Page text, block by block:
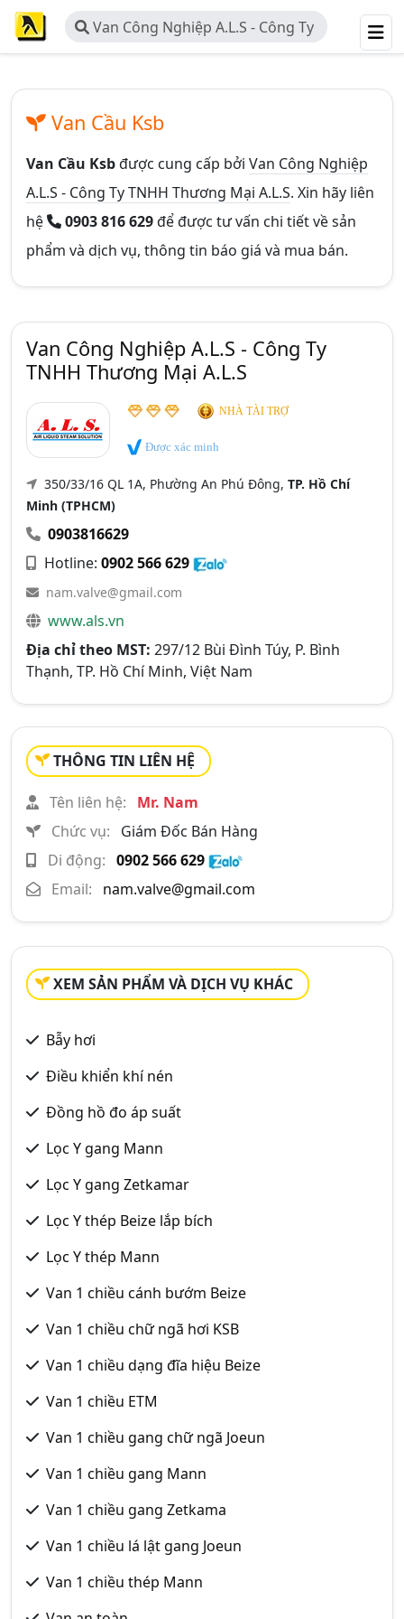
Van Công Nghiệp A.L.S - Công Ty
TNHH Thương Mại A.L.S
Van Cầu Ksb
Van Cầu Ksbđược cung cấp bởi Van Công Nghiệp
A.L.S - Công Ty TNHH Thương Mại A.L.S. Xin hãy liên
hệ
0903 816 629để được tư vấn chi tiết về sản
phẩm và dịch vụ, thông tin báo giá và mua bán.
Van Công Nghiệp A.L.S - Công Ty
TNHH Thương Mại A.L.S
NHÀ TÀI TRỢ
Được xác minh
350/33/16 QL 1A, Phường An Phú Đông, TP. Hồ Chí
Minh (TPHCM)
0903816629
Hotline: 0902 566 629
nam.valve@gmail.com
www.als.vn
Địa chỉ theo MST: 297/12 Bùi Đình Túy, P. Bình
Thạnh, TP. Hồ Chí Minh, Việt Nam
THÔNG TIN LIÊN HỆ
Tên liên hệ:
Mr. Nam
Chức vụ:
Giám Đốc Bán Hàng
Di động: 0902 566 629
Email:
nam.valve@gmail.com
XEM SẢN PHẨM VÀ DỊCH VỤ KHÁC
Bẫy hơi
Điều khiển khí nén
Đồng hồ đo áp suất
Lọc Y gang Mann
Lọc Y gang Zetkamar
Lọc Y thép Beize lắp bích
Lọc Y thép Mann
Van 1 chiều cánh bướm Beize
Van 1 chiều chữ ngã hơi KSB
Van 1 chiều dạng đĩa hiệu Beize
Van 1 chiều ETM
Van 1 chiều gang chữ ngã Joeun
Van 1 chiều gang Mann
Van 1 chiều gang Zetkama
Van 1 chiều lá lật gang Joeun
Van 1 chiều thép Mann